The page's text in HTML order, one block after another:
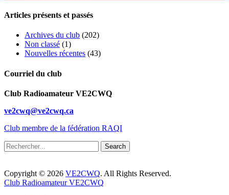
Articles présents et passés
Archives du club (202)
Non classé (1)
Nouvelles récentes (43)
Courriel du club
Club Radioamateur VE2CWQ
ve2cwq@ve2cwq.ca
Club membre de la fédération RAQI
Recherche
pour
Copyright © 2026 VE2CWQ. All Rights Reserved.
Club Radioamateur VE2CWQ